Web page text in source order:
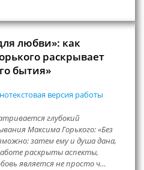
любви»: как
раскрывает
бытия»
версия работы
глубокий
Максима Горького: «Без
затем ему и душа дана,
раскрыты аспекты,
является не просто ч…